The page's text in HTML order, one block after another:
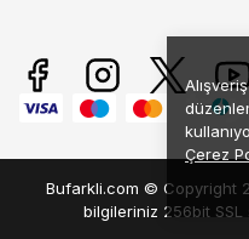
Çerez
Bufarkli.com © Copyright
bilgileriniz 256bit SSL